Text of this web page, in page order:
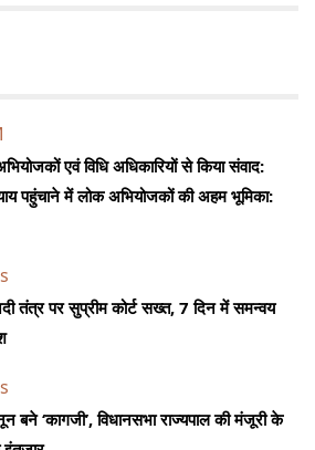
एवं विधि अधिकारियों से किया संवाद:
पहुंचाने में लोक अभियोजकों की अहम भूमिका:
तंत्र पर सुप्रीम कोर्ट सख्त, 7 दिन में समन्वय
बने ‘कागजी’, विधानसभा राज्यपाल की मंजूरी के